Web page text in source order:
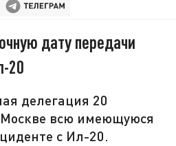
дату передачи
20
делегация 20
Москве всю имеющуюся
с Ил-20.